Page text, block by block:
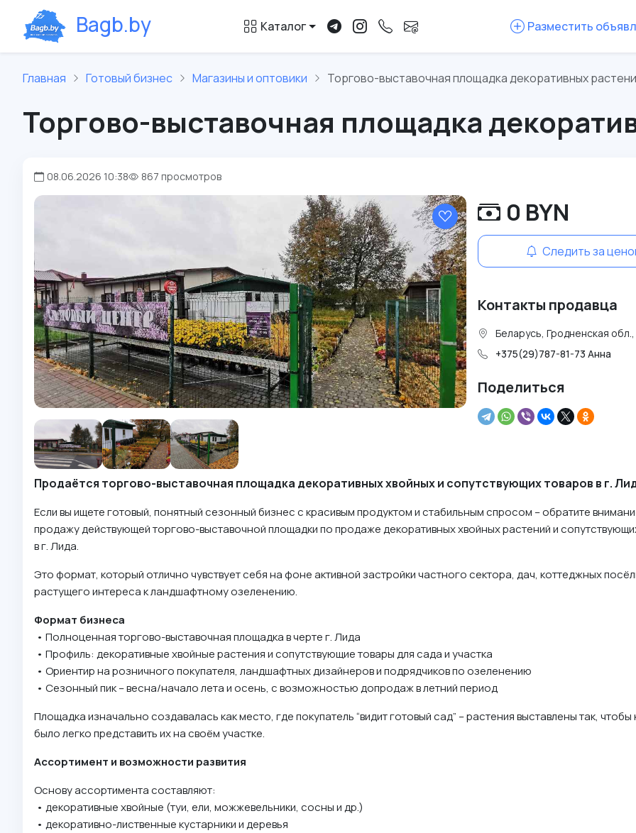
Bagb.by Каталог Разместить
Главная Готовый бизнес Магазины и оптовики Торгово-выставочная площадка декоративных
Торгово-выставочная площадка
08.06.2026 10:38 867 просмотров
0 BYN
Следить за
Контакты продавца
Беларусь, Гродненская
+375(29)787-81-73 Анна
Поделиться
Продаётся торгово-выставочная площадка декоративных хвойных и сопутствующих товаров в г.
Если вы ищете готовый, понятный сезонный бизнес с красивым продуктом и стабильным спросом – обратите
продажу действующей торгово-выставочной площадки по продаже декоративных хвойных растений и
в г. Лида.
Это формат, который отлично чувствует себя на фоне активной застройки частного сектора, дач, коттеджных
растущего интереса к ландшафтному озеленению.
Формат бизнеса
• Полноценная торгово-выставочная площадка в черте г. Лида
• Профиль: декоративные хвойные растения и сопутствующие товары для сада и участка
• Ориентир на розничного покупателя, ландшафтных дизайнеров и подрядчиков по озеленению
• Сезонный пик – весна/начало лета и осень, с возможностью допродаж в летний период
Площадка изначально создавалась как место, где покупатель “видит готовый сад” – растения выставлены так, чтобы
было легко представить их на своём участке.
Ассортимент и возможности развития
Основу ассортимента составляют:
• декоративные хвойные (туи, ели, можжевельники, сосны и др.)
• декоративно-лиственные кустарники и деревья